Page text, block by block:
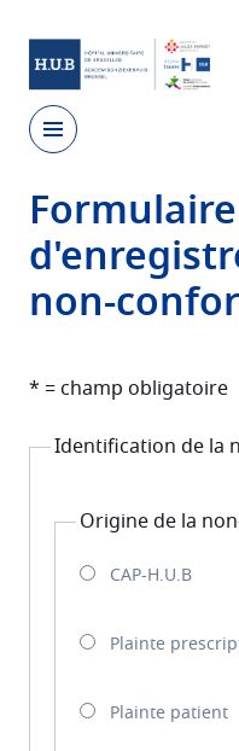
Skip
main
content
Formulaire
non-
* = champ obligatoire
Identification de la
Origine de la
CAP-H.U.B
Plainte
Plainte patient